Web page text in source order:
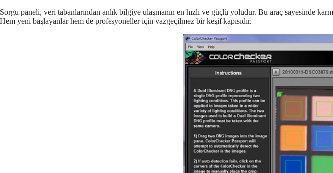
Sorgu paneli, veri tabanlarından anlık bilgiye ulaşmanın en hızlı ve güçlü yoludur. Bu araç sayesinde
Hem yeni başlayanlar hem de profesyoneller için vazgeçilmez bir keşif kapısıdır.